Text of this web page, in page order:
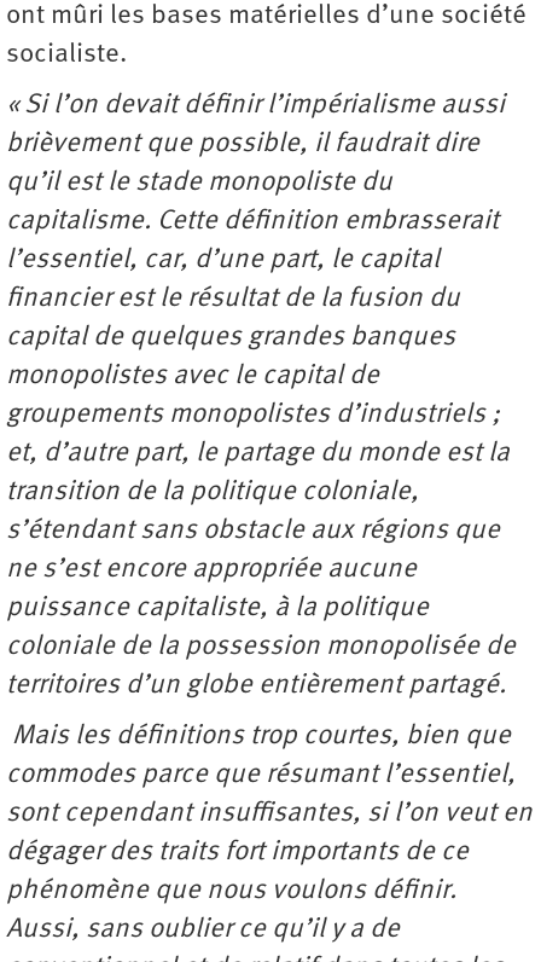
ont mûri les bases matérielles d’une société
socialiste.
« Si l’on devait définir l’impérialisme aussi
brièvement que possible, il faudrait dire
qu’il est le stade monopoliste du
capitalisme. Cette définition embrasserait
l’essentiel, car, d’une part, le capital
financier est le résultat de la fusion du
capital de quelques grandes banques
monopolistes avec le capital de
groupements monopolistes d’industriels ;
et, d’autre part, le partage du monde est la
transition de la politique coloniale,
s’étendant sans obstacle aux régions que
ne s’est encore appropriée aucune
puissance capitaliste, à la politique
coloniale de la possession monopolisée de
territoires d’un globe entièrement partagé.
Mais les définitions trop courtes, bien que
commodes parce que résumant l’essentiel,
sont cependant insuffisantes, si l’on veut en
dégager des traits fort importants de ce
phénomène que nous voulons définir.
Aussi, sans oublier ce qu’il y a de